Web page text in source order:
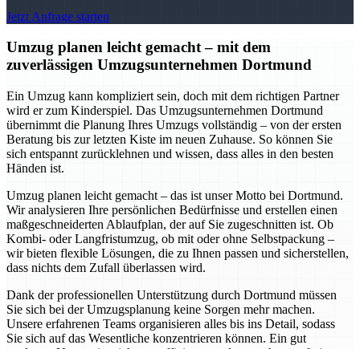
Jetzt Anfrage starten
Umzug planen leicht gemacht – mit dem
zuverlässigen Umzugsunternehmen Dortmund
Ein Umzug kann kompliziert sein, doch mit dem richtigen Partner
wird er zum Kinderspiel. Das Umzugsunternehmen Dortmund
übernimmt die Planung Ihres Umzugs vollständig – von der ersten
Beratung bis zur letzten Kiste im neuen Zuhause. So können Sie
sich entspannt zurücklehnen und wissen, dass alles in den besten
Händen ist.
Umzug planen leicht gemacht – das ist unser Motto bei Dortmund.
Wir analysieren Ihre persönlichen Bedürfnisse und erstellen einen
maßgeschneiderten Ablaufplan, der auf Sie zugeschnitten ist. Ob
Kombi- oder Langfristumzug, ob mit oder ohne Selbstpackung –
wir bieten flexible Lösungen, die zu Ihnen passen und sicherstellen,
dass nichts dem Zufall überlassen wird.
Dank der professionellen Unterstützung durch Dortmund müssen
Sie sich bei der Umzugsplanung keine Sorgen mehr machen.
Unsere erfahrenen Teams organisieren alles bis ins Detail, sodass
Sie sich auf das Wesentliche konzentrieren können. Ein gut